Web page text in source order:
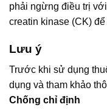
phải ngừng điều trị
creatin kinase (CK) để
Lưu ý
Trước khi sử dụng
dụng và tham khảo
Chống chỉ định